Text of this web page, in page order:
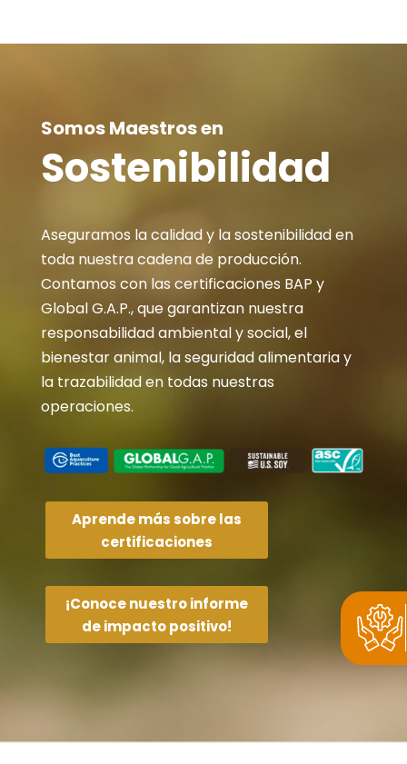
Somos Maestros en
Sostenibilidad
Aseguramos la calidad y la sostenibilidad en
toda nuestra cadena de producción.
Contamos con las certificaciones BAP y
Global G.A.P., que garantizan nuestra
responsabilidad ambiental y social, el
bienestar animal, la seguridad alimentaria y
la trazabilidad en todas nuestras
operaciones.
Aprende más sobre las
certificaciones
¡Conoce nuestro informe
de impacto positivo!